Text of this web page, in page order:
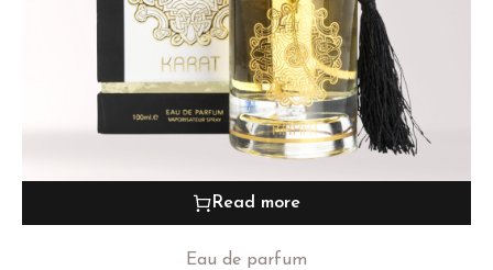
Read more
Eau de parfum